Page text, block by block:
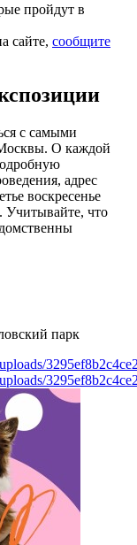
пройдут в
сайте, сообщите
с самыми
О каждой
адрес
воскресенье
Учитывайте, что
парк